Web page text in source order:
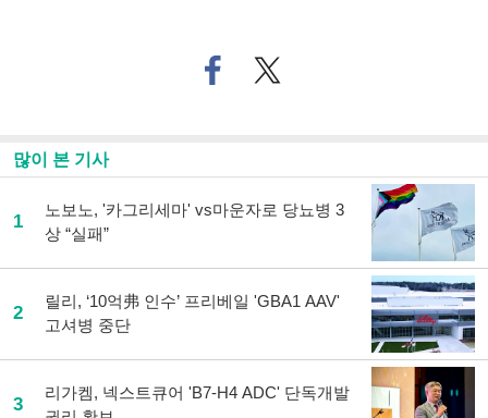
페
이
기
사
공
트위
터로
많이 본 기사
1
노보노, '카그리세마' vs마운자로 당뇨병 3
상 “실패”
2
릴리, ‘10억弗 인수’ 프리베일 'GBA1 AAV'
고셔병 중단
3
리가켐, 넥스트큐어 'B7-H4 ADC' 단독개발